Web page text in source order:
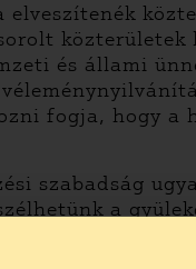
közterületek
és állami
fogja, hogy
szabadság
a
az üzleti, vagy